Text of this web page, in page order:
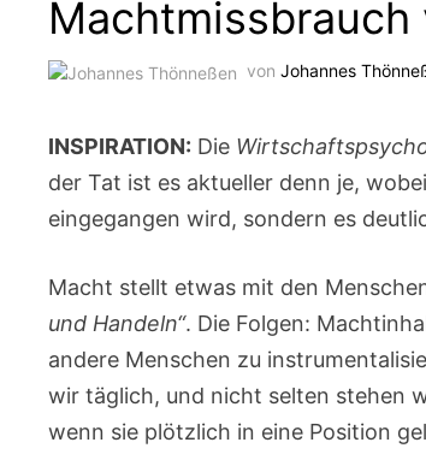
Machtmissbrauch
vonJohannes
INSPIRATION: Die
der Tat ist es aktueller denn je,
eingegangen wird, sondern es
Macht stellt etwas mit den
und Handeln“. Die Folgen:
andere Menschen zu
wir täglich, und nicht selten stehen
wenn sie plötzlich in eine Position